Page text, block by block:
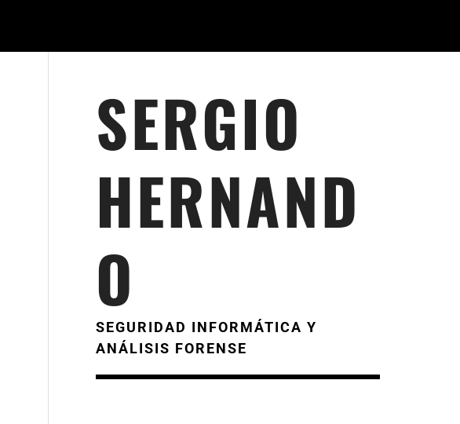
SERGIO
HERNAND
O
SEGURIDAD INFORMÁTICA Y
ANÁLISIS FORENSE